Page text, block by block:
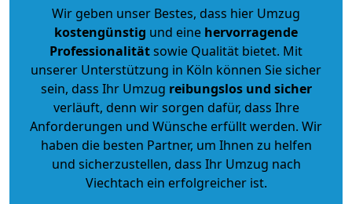
Wir geben unser Bestes, dass hier Umzug
kostengünstig und eine hervorragende
Professionalitätsowie Qualität bietet. Mit
unserer Unterstützung in Köln können Sie sicher
sein, dass Ihr Umzug reibungslos und sicher
verläuft, denn wir sorgen dafür, dass Ihre
Anforderungen und Wünsche erfüllt werden. Wir
haben die besten Partner, um Ihnen zu helfen
und sicherzustellen, dass Ihr Umzug nach
Viechtach ein erfolgreicher ist.